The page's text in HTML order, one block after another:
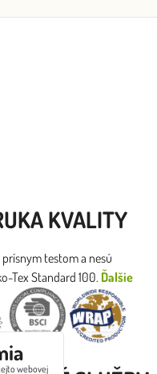
KVALITY
testom a nesú
Tex Standard 100. Ďalšie
webovej